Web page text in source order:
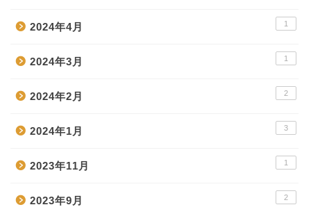
2024年4月 1
2024年3月 1
2024年2月 2
2024年1月 3
2023年11月 1
2023年9月 2